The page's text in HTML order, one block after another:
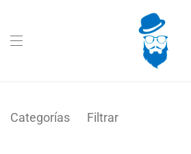
Categorías Filtrar